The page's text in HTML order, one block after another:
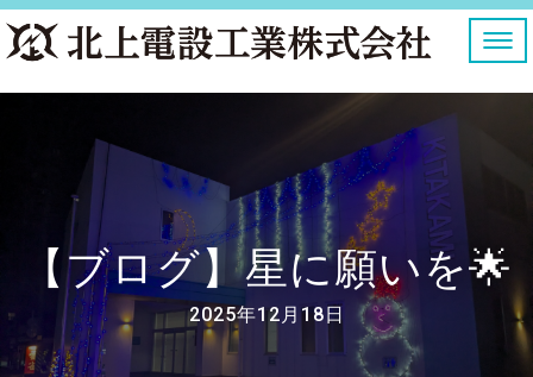
ナ
ゲ
替
え
【ブログ】星に願いを🌟
2025年12月18日